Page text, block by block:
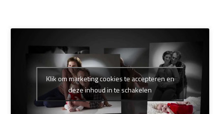
Klik om marketing cookies te accepteren en
deze inhoud in te schakelen